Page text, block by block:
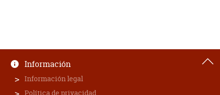
Información
Información legal
Política de privacidad